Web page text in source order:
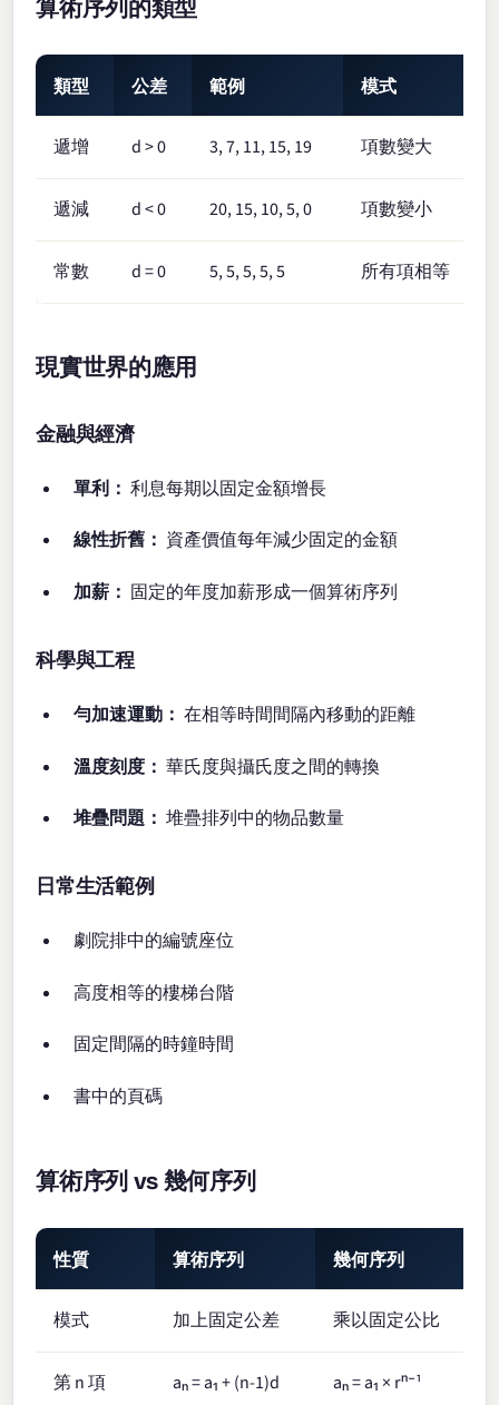
算術序列的類型
類型 公差 範例 模式
遞增 d > 0 3, 7, 11, 15, 19 項數變大
遞減 d < 0 20, 15, 10, 5, 0 項數變小
常數 d = 0 5, 5, 5, 5, 5 所有項相等
現實世界的應用
金融與經濟
單利： 利息每期以固定金額增長
線性折舊： 資產價值每年減少固定的金額
加薪： 固定的年度加薪形成一個算術序列
科學與工程
勻加速運動： 在相等時間間隔內移動的距離
溫度刻度： 華氏度與攝氏度之間的轉換
堆疊問題： 堆疊排列中的物品數量
日常生活範例
劇院排中的編號座位
高度相等的樓梯台階
固定間隔的時鐘時間
書中的頁碼
算術序列 vs 幾何序列
性質 算術序列 幾何序列
模式 加上固定公差 乘以固定公比
第 n 項 aₙ = a₁ + (n-1)d aₙ = a₁ × rⁿ⁻¹